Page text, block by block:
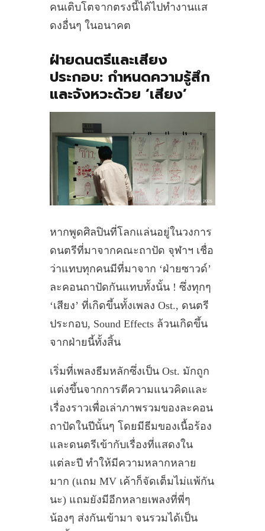
คนเติบโตจากตรงนี้ได้ไปทำงานแส
ดงอื่นๆ ในอนาคต
ฝ่ายดนตรีและเสียง
ประกอบ: กำหนดความรู้สึก
และจังหวะด้วย ‘เสียง’
หากพูดศิลปินที่โลกแล่นอยู่ในวงการ
ดนตรีที่มาจากคณะถาปัด จุฬาฯ เชื่อ
ว่าแทบทุกคนมีที่มาจาก ‘ฝ่ายซาวด์’
ละคอนถาปัดกันแทบทั้งนั้น ! ซึ่งทุกๆ
‘เสียง’ ที่เกิดขึ้นทั้งเพลง Ost., ดนตรี
ประกอบ, Sound Effects ล้วนเกิดขึ้น
จากฝ่ายนี้ทั้งสิ้น
เริ่มที่เพลงธีมหลักซึ่งเป็น Ost. มักถูก
แต่งขึ้นจากการตีความแนวคิดและ
เรื่องราวเพื่อเล่าภาพรวมของละคอน
ถาปัดในปีนั้นๆ โดยมีธีมของเนื้อร้อง
และดนตรีเข้ากับเรื่องที่แสดงใน
แต่ละปี ทำให้มีความหลากหลาย
มาก (แถม MV เค้าก็จัดเต็มไม่แพ้กัน
นะ) แถมยังมีอีกหลายเพลงที่พี่ๆ
น้องๆ ส่งกันเข้ามา จนรวมได้เป็น